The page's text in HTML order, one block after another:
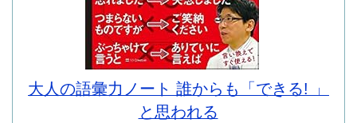
大人の語彙力ノート 誰からも「できる! 」
と思われる